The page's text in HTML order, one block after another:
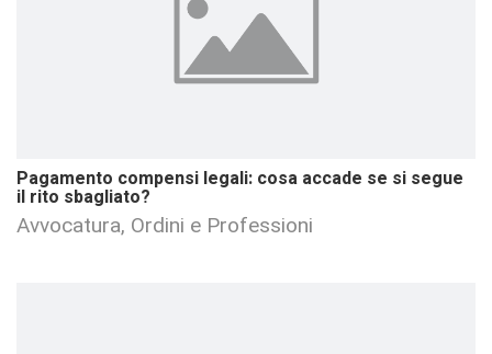
Pagamento compensi legali: cosa accade se si segue
il rito sbagliato?
Avvocatura, Ordini e Professioni